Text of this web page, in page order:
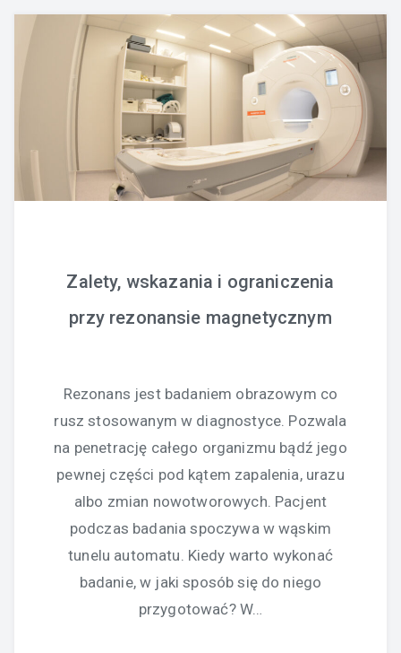
Zalety, wskazania i ograniczenia
przy rezonansie magnetycznym
Rezonans jest badaniem obrazowym co
rusz stosowanym w diagnostyce. Pozwala
na penetrację całego organizmu bądź jego
pewnej części pod kątem zapalenia, urazu
albo zmian nowotworowych. Pacjent
podczas badania spoczywa w wąskim
tunelu automatu. Kiedy warto wykonać
badanie, w jaki sposób się do niego
przygotować? W…